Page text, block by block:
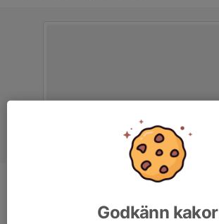
Godkänn kakor